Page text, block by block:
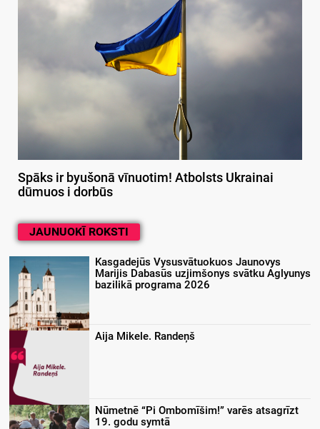
Spāks ir byušonā vīnuotim! Atbolsts Ukrainai
dūmuos i dorbūs
JAUNUOKĪ ROKSTI
Kasgadejūs Vysusvātuokuos Jaunovys
Marijis Dabasūs uzjimšonys svātku Aglyunys
bazilikā programa 2026
Aija Mikele. Randeņš
Nūmetnē “Pi Ombomīšim!” varēs atsagrīzt
19. godu symtā